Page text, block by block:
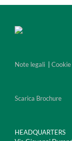
Note legali Cookie
Scarica Brochure
HEADQUARTERS